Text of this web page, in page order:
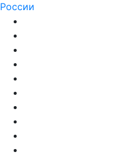
России